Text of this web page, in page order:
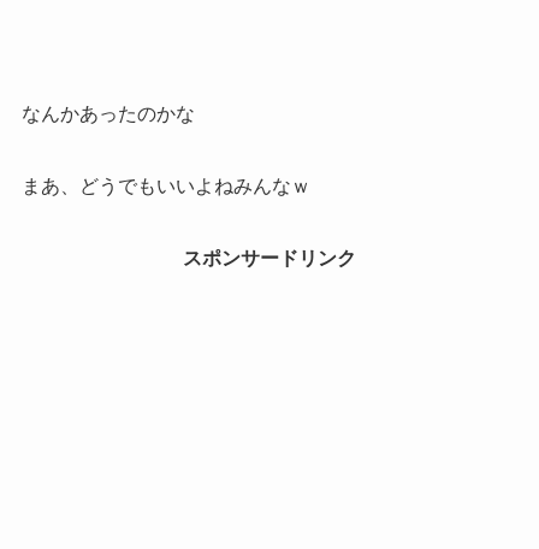
なんかあったのかな
まあ、どうでもいいよねみんなｗ
スポンサードリンク